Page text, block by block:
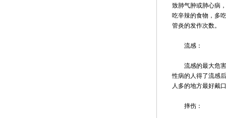
致肺气肿或肺心病
吃辛辣的食物，多
管炎的发作次数。
流感：
流感的最大危害
性病的人得了流感
人多的地方最好戴
摔伤：